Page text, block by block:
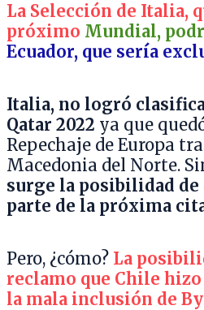
La Selección de Italia,
próximo Mundial,
Ecuador, que sería
Italia, no logró
Qatar 2022 ya que
Repechaje de Europa
Macedonia del Norte.
surge la posibilidad de
parte de la próxima
Pero, ¿cómo? La
reclamo que Chile
la mala inclusión de